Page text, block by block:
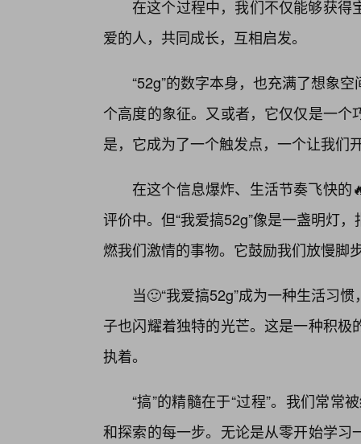
在这个过程中，我们不仅能够获得
爱的人，共同成长，互相启发。
“52g”的数字本身，也充满了想象
个高度的象征。又或者，它仅仅是一
是，它成为了一个触发点，一个让我们
在这个信息爆炸、生活节奏飞快的
评价中。但“我爱搞52g”像是一盏明灯
燃我们激情的事物。它鼓励我们放慢脚
当🙂“我爱搞52g”成为一种生活习
子也闪耀着独特的光芒。这是一种积
执着。
“搞”的精髓在于“过程”。我们常常
和探索的每一步。无论是从零开始学